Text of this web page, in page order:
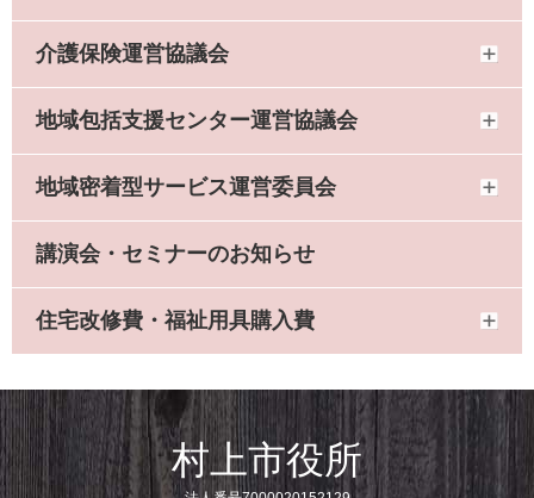
介護保険運営協議会
地域包括支援センター運営協議会
地域密着型サービス運営委員会
講演会・セミナーのお知らせ
住宅改修費・福祉用具購入費
村上市役所